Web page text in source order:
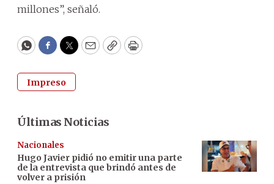
millones”, señaló.
WhatsApp
Facebook
Twitter
EmailCopyPrint
Impreso
Últimas Noticias
Nacionales
Hugo Javier pidió no emitir una parte
de la entrevista que brindó antes de
volver a prisión